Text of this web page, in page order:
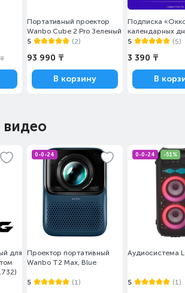
Портативный проектор
Wanbo Cube 2 Pro Зеленый
5
(2)
93 990 ₸
В корзину
Подписка
календарных
5
(5)
3 390 ₸
В
для
0-0-24
Проектор портативный
Wanbo T2 Max, Blue
5 (1)
0-0-24 -51%
Аудиосистема
5 (1)